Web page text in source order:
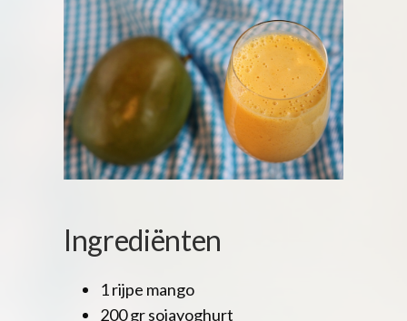
Ingrediënten
1 rijpe mango
200 gr sojayoghurt